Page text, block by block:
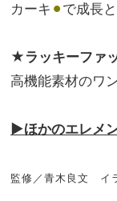
カーキ ⚫︎で成長
★ラッキーファ
高機能素材のワ
▶ほかのエレメ
監修／青木良文 イ